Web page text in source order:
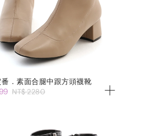
．素面合腿中跟方頭襪靴
NT$ 2280